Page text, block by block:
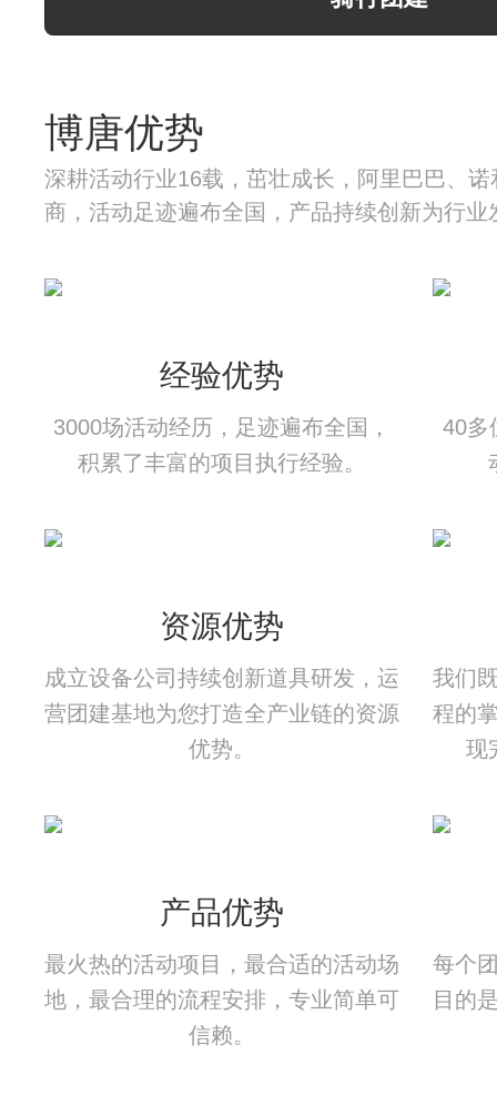
博唐优势
深耕活动行业16载，茁壮成长，阿里巴巴、
商，活动足迹遍布全国，产品持续创新为行业
经验优势
3000场活动经历，足迹遍布全国，
积累了丰富的项目执行经验。
40多
资源优势
成立设备公司持续创新道具研发，运
营团建基地为您打造全产业链的资源
优势。
我们
程的
现
产品优势
最火热的活动项目，最合适的活动场
地，最合理的流程安排，专业简单可
信赖。
每个
目的